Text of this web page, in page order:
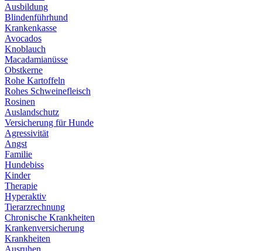
Ausbildung
Blindenführhund
Krankenkasse
Avocados
Knoblauch
Macadamianüsse
Obstkerne
Rohe Kartoffeln
Rohes Schweinefleisch
Rosinen
Auslandschutz
Versicherung für Hunde
Agressivität
Angst
Familie
Hundebiss
Kinder
Therapie
Hyperaktiv
Tierarzrechnung
Chronische Krankheiten
Krankenversicherung
Krankheiten
Ausruhen